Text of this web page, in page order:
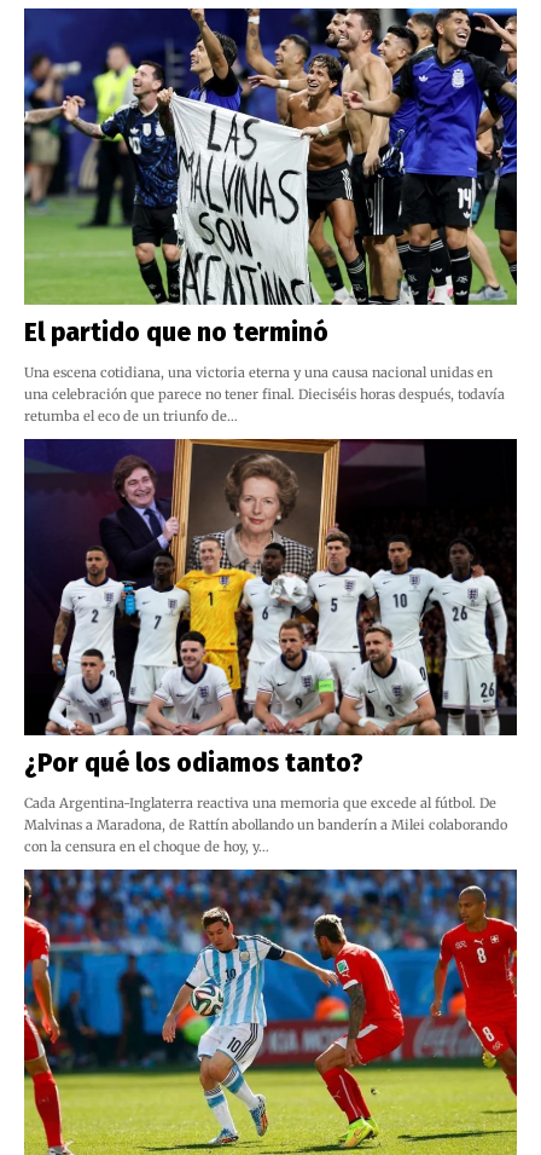
El partido que no terminó
Una escena cotidiana, una victoria eterna y una causa nacional unidas en
una celebración que parece no tener final. Dieciséis horas después, todavía
retumba el eco de un triunfo de…
¿Por qué los odiamos tanto?
Cada Argentina-Inglaterra reactiva una memoria que excede al fútbol. De
Malvinas a Maradona, de Rattín abollando un banderín a Milei colaborando
con la censura en el choque de hoy, y…